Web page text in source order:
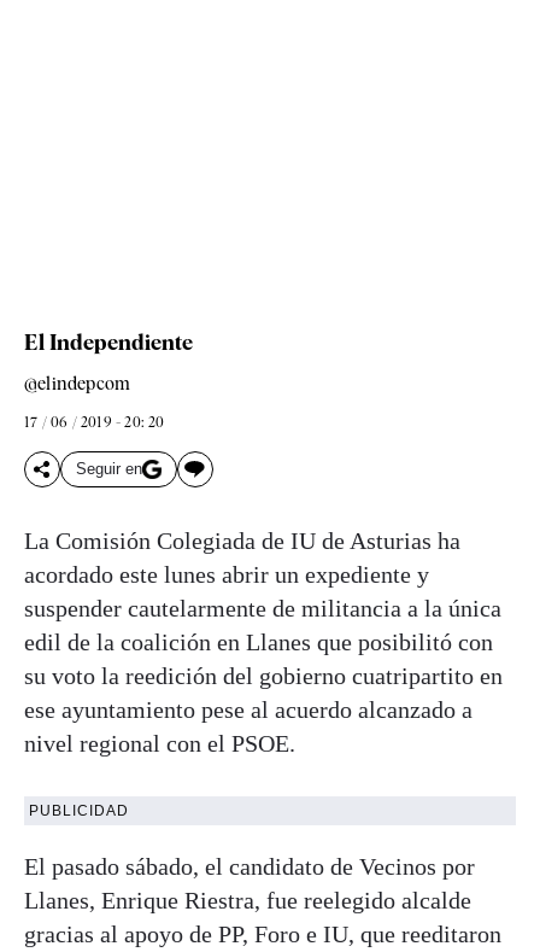
El Independiente
@elindepcom
17 / 06 / 2019 - 20: 20
Seguir en
La Comisión Colegiada de IU de Asturias ha
acordado este lunes abrir un expediente y
suspender cautelarmente de militancia a la única
edil de la coalición en Llanes que posibilitó con
su voto la reedición del gobierno cuatripartito en
ese ayuntamiento pese al acuerdo alcanzado a
nivel regional con el PSOE.
PUBLICIDAD
El pasado sábado, el candidato de Vecinos por
Llanes, Enrique Riestra, fue reelegido alcalde
gracias al apoyo de PP, Foro e IU, que reeditaron